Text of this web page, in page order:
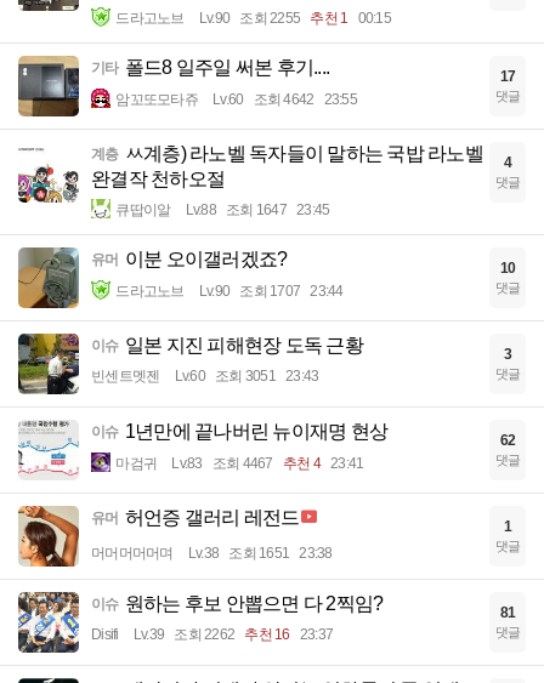
드라고노브 Lv.90 조회 2255 추천 1 00:15
기타 폴드8 일주일 써본 후기....
암꼬또모타쥬 Lv.60 조회 4642 23:55
17
댓글
계층 ㅆ계층) 라노벨 독자들이 말하는 국밥 라노벨
완결작 천하오절
큐땁이알 Lv.88 조회 1647 23:45
4
댓글
유머 이분 오이갤러겠죠?
드라고노브 Lv.90 조회 1707 23:44
10
댓글
이슈 일본 지진 피해현장 도독 근황
빈센트멧젠 Lv.60 조회 3051 23:43
3
댓글
이슈 1년만에 끝나버린 뉴이재명 현상
마검귀 Lv.83 조회 4467 추천 4 23:41
62
댓글
유머 허언증 갤러리 레전드
머머머머머며 Lv.38 조회 1651 23:38
1
댓글
이슈 원하는 후보 안뽑으면 다 2찍임?
Disifi Lv.39 조회 2262 추천 16 23:37
81
댓글